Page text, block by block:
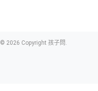
© 2026 Copyright 孩子問.